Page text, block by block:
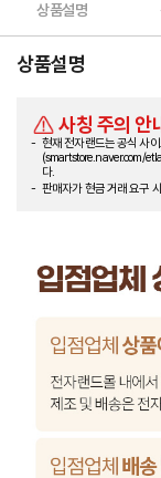
상품설명
상품설명
사칭 주의 안
현재 전자랜드는 공식 사
(smartstore.naver.com/
다.
판매자가 현금 거래 요구